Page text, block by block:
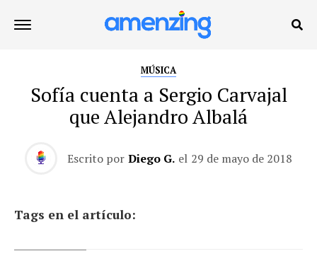
MÚSICA
Sofía cuenta a Sergio Carvajal
que Alejandro Albalá
Escrito por Diego G. el 29 de mayo de 2018
Tags en el artículo: